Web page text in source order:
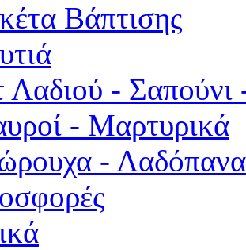
Βάπτισης
Λαδιού - Σαπούνι
- Μαρτυρικά
-